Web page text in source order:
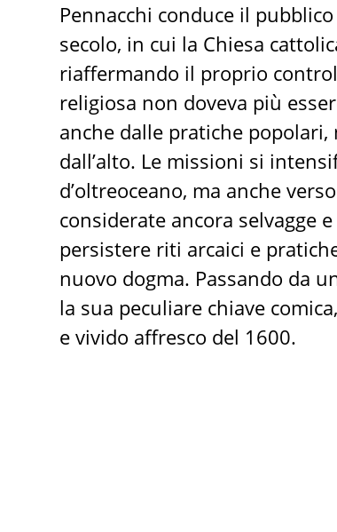
Pennacchi conduce il
secolo, in cui la Chiesa
riaffermando il proprio
religiosa non doveva più
anche dalle pratiche
dall’alto. Le missioni si
d’oltreoceano, ma anche
considerate ancora selvagge
persistere riti arcaici e
nuovo dogma. Passando da
la sua peculiare chiave
e vivido affresco del 1600.